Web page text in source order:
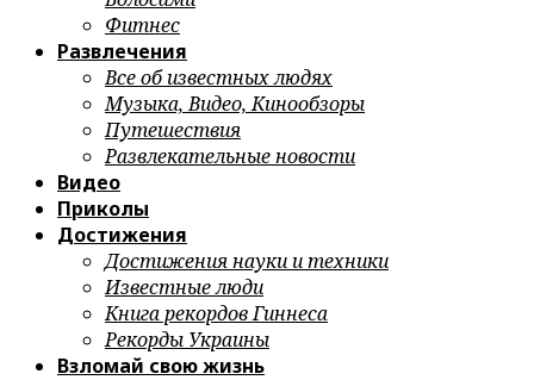
Фитнес
Развлечения
Все об известных людях
Музыка, Видео, Кинообзоры
Путешествия
Развлекательные новости
Видео
Приколы
Достижения
Достижения науки и техники
Известные люди
Книга рекордов Гиннеса
Рекорды Украины
Взломай свою жизнь